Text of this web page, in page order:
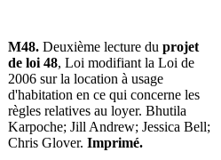
M48. Deuxième lecture du projet
de loi 48, Loi modifiant la Loi de
2006 sur la location à usage
d'habitation en ce qui concerne les
règles relatives au loyer. Bhutila
Karpoche; Jill Andrew; Jessica Bell;
Chris Glover. Imprimé.